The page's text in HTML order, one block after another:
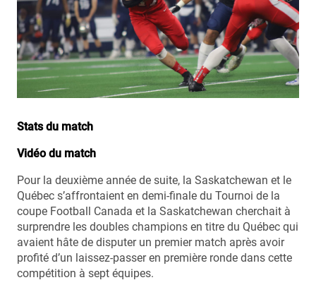
Stats du match
Vidéo du match
Pour la deuxième année de suite, la Saskatchewan et le
Québec s’affrontaient en demi-finale du Tournoi de la
coupe Football Canada et la Saskatchewan cherchait à
surprendre les doubles champions en titre du Québec qui
avaient hâte de disputer un premier match après avoir
profité d’un laissez-passer en première ronde dans cette
compétition à sept équipes.